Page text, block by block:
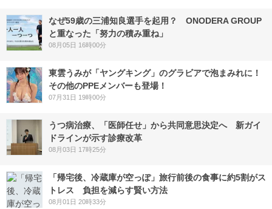
なぜ59歳の三浦知良選手を起用？ ONODERA GROUP
と重なった「努力の積み重ね」
08月05日 16時00分
東雲うみが「ヤングキング」のグラビアで泡まみれに！
その他のPPEメンバーも登場！
07月31日 19時00分
うつ病治療、「医師任せ」から共同意思決定へ 新ガイ
ドラインが示す診療改革
08月03日 17時25分
「帰宅後、冷蔵庫が空っぽ」旅行前後の食事に約5割がス
トレス 負担を減らす賢い方法
08月01日 20時33分